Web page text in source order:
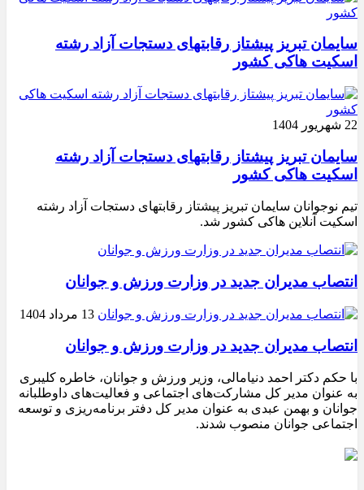
سایمان تبریز پیشتاز رقابتهای دستجات آزاد رشته
اسکیت هاکی کشور
22 شهریور 1404
سایمان تبریز پیشتاز رقابتهای دستجات آزاد رشته
اسکیت هاکی کشور
تیم نوجوانان سایمان تبریز پیشتاز رقابتهای دستجات آزاد رشته
اسکیت آنلاین هاکی کشور شد.
انتصاب مدیران جدید در وزارت ورزش و جوانان
13 مرداد 1404
انتصاب مدیران جدید در وزارت ورزش و جوانان
با حکم دکتر احمد دنیامالی، وزیر ورزش و جوانان، خاطره کلیبری
به عنوان مدیر کل مشارکت‌های اجتماعی و فعالیت‌های داوطلبانه
جوانان و بهمن عبدی به عنوان مدیر کل دفتر برنامه‌ریزی و توسعه
اجتماعی جوانان منصوب شدند.